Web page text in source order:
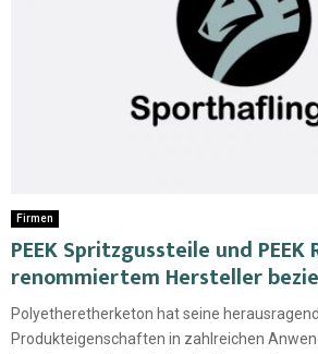
Firmen
PEEK Spritzgussteile und PEEK
renommiertem Hersteller
Polyetheretherketon hat seine
Produkteigenschaften in zahlreichen